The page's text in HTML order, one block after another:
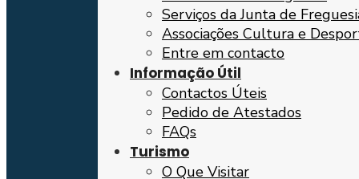
Serviços da Junta de
Associações Cultura e
Entre em contacto
Informação Útil
Contactos Úteis
Pedido de Atestados
FAQs
Turismo
O Que Visitar